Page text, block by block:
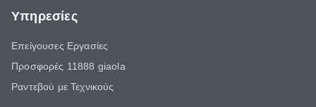
Υπηρεσίες
Επείγουσες Εργασίες
Προσφορές 11888 giaola
Ραντεβού με Τεχνικούς